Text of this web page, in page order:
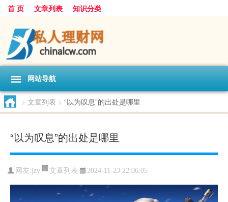
首 页 文章列表 知识分类
网站导航
> 文章列表 > “以为叹息”的出处是哪里
“以为叹息”的出处是哪里
网友:jzy 文章列表 2024-11-23 22:06:05